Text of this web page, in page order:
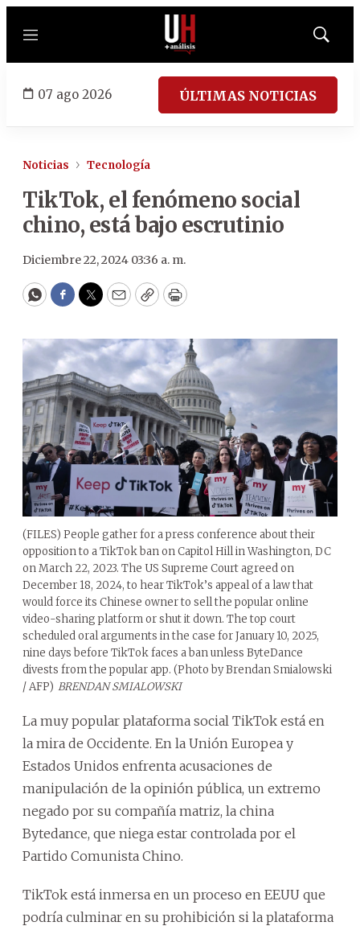
Menú
Mostrar
07 ago 2026 ÚLTIMAS NOTICIAS
Noticias Tecnología
TikTok, el fenómeno social
chino, está bajo escrutinio
Diciembre 22, 2024 03:36 a. m.
WhatsApp
Facebook
Twitter
EmailCopyPrint
(FILES) People gather for a press conference about their
opposition to a TikTok ban on Capitol Hill in Washington, DC
on March 22, 2023. The US Supreme Court agreed on
December 18, 2024, to hear TikTok’s appeal of a law that
would force its Chinese owner to sell the popular online
video-sharing platform or shut it down. The top court
scheduled oral arguments in the case for January 10, 2025,
nine days before TikTok faces a ban unless ByteDance
divests from the popular app. (Photo by Brendan Smialowski
/ AFP) BRENDAN SMIALOWSKI
La muy popular plataforma social TikTok está en
la mira de Occidente. En la Unión Europea y
Estados Unidos enfrenta acusaciones de
manipulación de la opinión pública, un extremo
negado por su compañía matriz, la china
Bytedance, que niega estar controlada por el
Partido Comunista Chino.
TikTok está inmersa en un proceso en EEUU que
podría culminar en su prohibición si la plataforma